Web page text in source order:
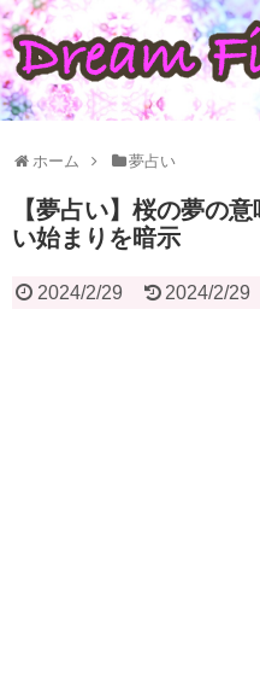
ホーム 夢占い
【夢占い】桜の夢の
い始まりを暗示
2024/2/29 2024/2/29